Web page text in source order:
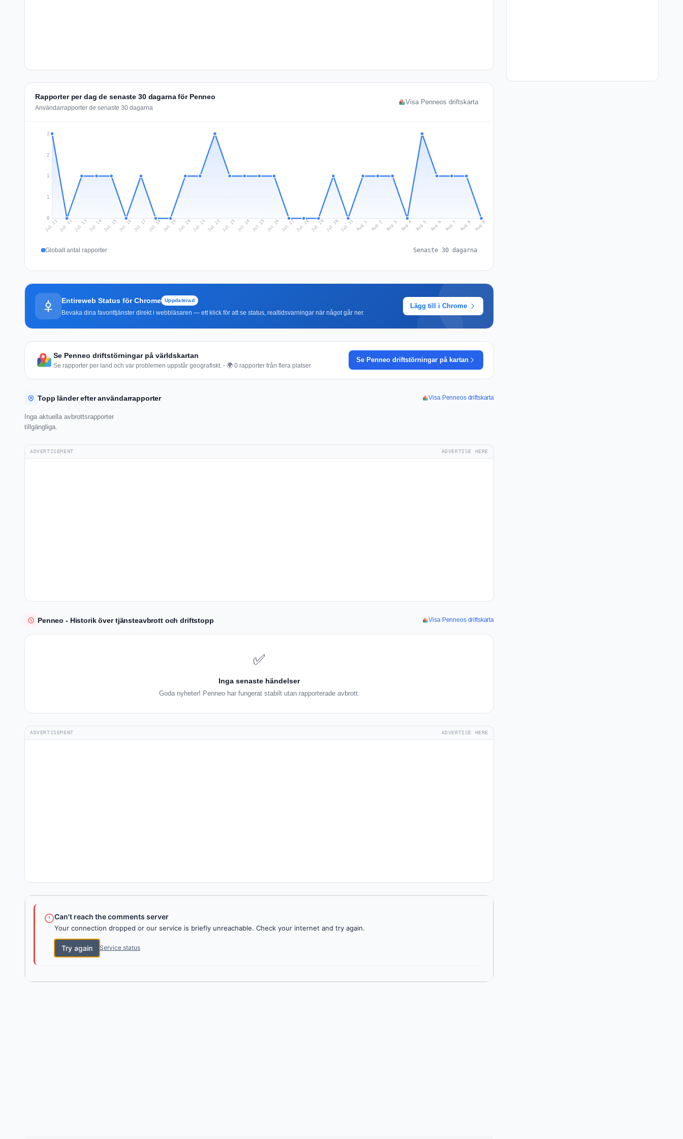
Rapporter per dag de senaste 30 dagarna för Penneo
Användarrapporter de senaste 30 dagarna
Visa Penneos driftskarta
0
1
1
2
2
Jul 11Jul 12Jul 13 Jul 14Jul 15 Jul 16 Jul 17 Jul 18 Jul 19 Jul 20 Jul 21Jul 22Jul 23 Jul 24 Jul 25 Jul 26 Jul 27 Jul 28Jul 29 Jul 30 Jul 31 Aug 1 Aug 2 Aug 3 Aug 4 Aug 5 Aug 6 Aug 7 Aug 8 Aug 9
Globalt antal rapporter Senaste 30 dagarna
Entireweb Status för Chrome Uppdaterad
Bevaka dina favorittjänster direkt i webbläsaren — ett klick för att se status, realtidsvarningar när något går ner.
Lägg till i Chrome
Se Penneo driftstörningar på världskartan
Se rapporter per land och var problemen uppstår geografiskt. - 🌍 0 rapporter från flera platser
Se Penneo driftstörningar på kartan
Topp länder efter användarrapporter Visa Penneos driftskarta
Inga aktuella avbrottsrapporter
tillgängliga.
ADVERTISEMENT ADVERTISE HERE
Penneo - Historik över tjänsteavbrott och driftstopp Visa Penneos driftskarta
✅
Inga senaste händelser
Goda nyheter! Penneo har fungerat stabilt utan rapporterade avbrott.
ADVERTISEMENT ADVERTISE HERE
Can't reach the comments server
Your connection dropped or our service is briefly unreachable. Check your internet and try again.
Try again Service status